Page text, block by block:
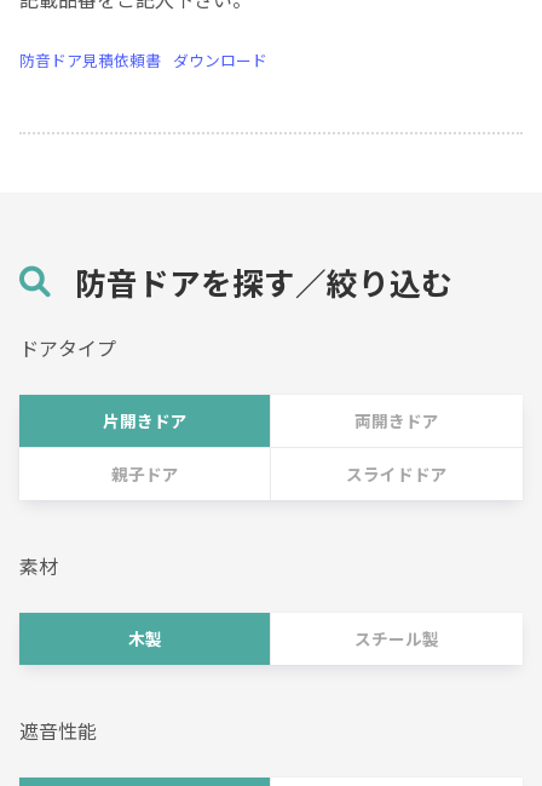
防音ドア見積依頼書 ダウンロード
防音ドアを探す／絞り込む
ドアタイプ
片開きドア 両開きドア
親子ドア スライドドア
素材
木製 スチール製
遮音性能